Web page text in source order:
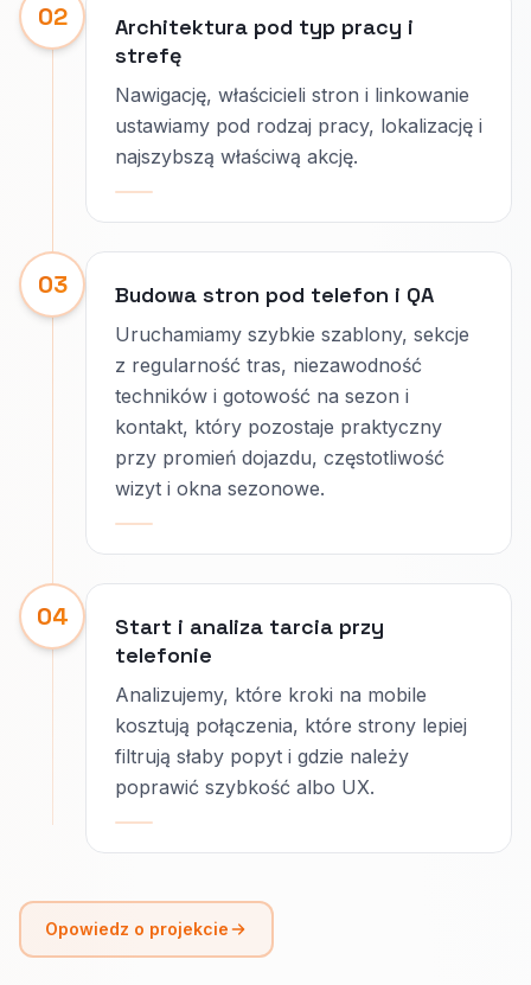
02
Architektura pod typ pracy i
strefę
Nawigację, właścicieli stron i linkowanie
ustawiamy pod rodzaj pracy, lokalizację i
najszybszą właściwą akcję.
03 Budowa stron pod telefon i QA
Uruchamiamy szybkie szablony, sekcje
z regularność tras, niezawodność
techników i gotowość na sezon i
kontakt, który pozostaje praktyczny
przy promień dojazdu, częstotliwość
wizyt i okna sezonowe.
04
Start i analiza tarcia przy
telefonie
Analizujemy, które kroki na mobile
kosztują połączenia, które strony lepiej
filtrują słaby popyt i gdzie należy
poprawić szybkość albo UX.
Opowiedz o projekcie